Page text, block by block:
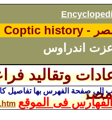
-
Coptic history
اندراوس
وتقاليد
مصرإلى صفحة الفهرس بها تفاصيل
فى الموقع